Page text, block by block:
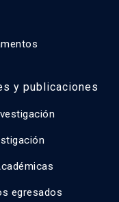
y publicaciones
egresados